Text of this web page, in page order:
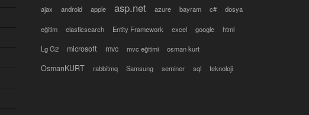
ajax android apple asp.net azure bayram c# dosya
eğitim elasticsearch Entity Framework excel google html
Lg G2 microsoft mvc mvc eğitimi osman kurt
OsmanKURT rabbitmq Samsung seminer sql teknoloji